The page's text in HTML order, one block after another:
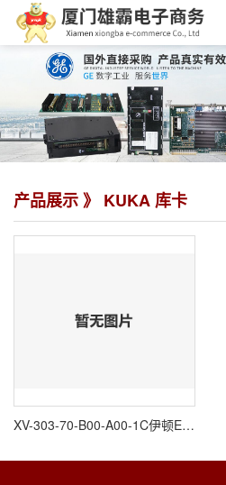
产品展示 》 KUKA 库卡
XV-303-70-B00-A00-1C伊顿EATON触摸屏